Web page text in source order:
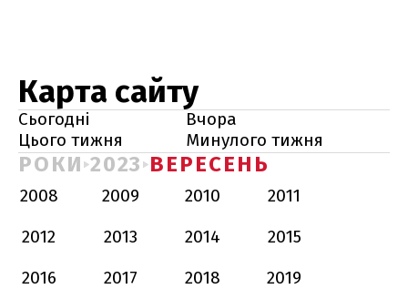
Карта сайту
Сьогодні
Вчора
Цього тижня
Минулого тижня
РОКИ 2023 ВЕРЕСЕНЬ
2008 2009 2010
2011
2012
2013 2014
2015
2016
2017 2018
2019